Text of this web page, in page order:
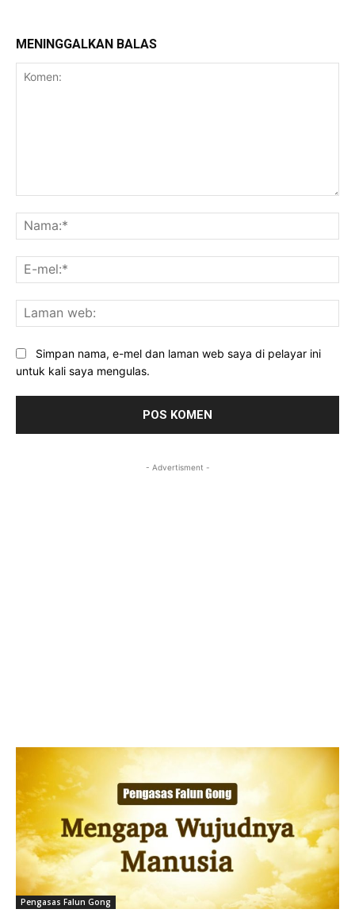
MENINGGALKAN BALAS
Simpan nama, e-mel dan laman web saya di pelayar ini
untuk kali saya mengulas.
- Advertisment -
Pengasas Falun Gong